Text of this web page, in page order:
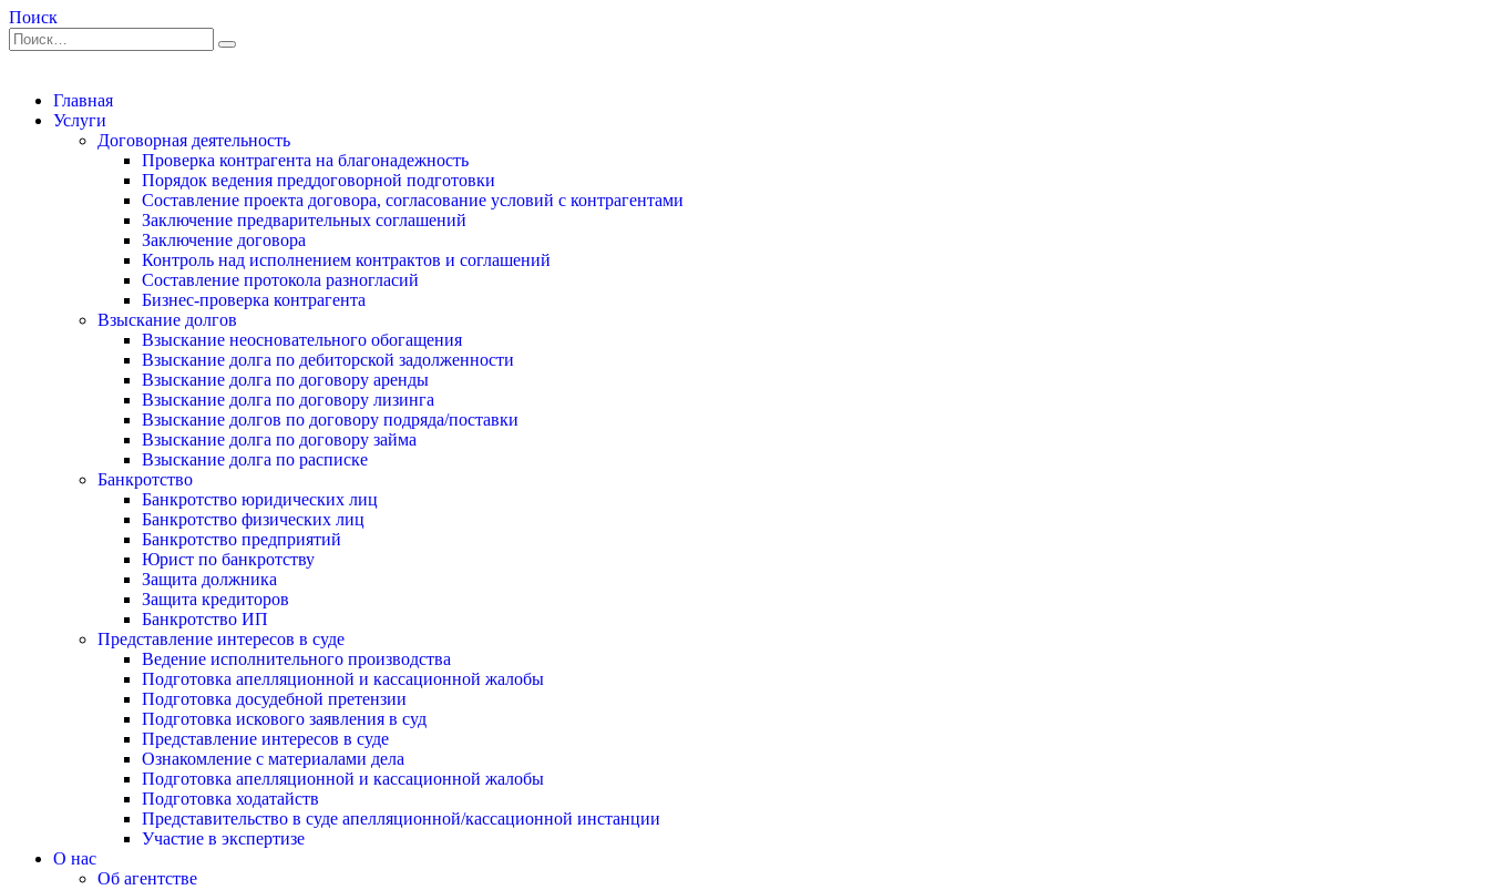
Поиск
Главная
Услуги
Договорная деятельность
Проверка контрагента на благонадежность
Порядок ведения преддоговорной подготовки
Составление проекта договора, согласование условий с контрагентами
Заключение предварительных соглашений
Заключение договора
Контроль над исполнением контрактов и соглашений
Составление протокола разногласий
Бизнес-проверка контрагента
Взыскание долгов
Взыскание неосновательного обогащения
Взыскание долга по дебиторской задолженности
Взыскание долга по договору аренды
Взыскание долга по договору лизинга
Взыскание долгов по договору подряда/поставки
Взыскание долга по договору займа
Взыскание долга по расписке
Банкротство
Банкротство юридических лиц
Банкротство физических лиц
Банкротство предприятий
Юрист по банкротству
Защита должника
Защита кредиторов
Банкротство ИП
Представление интересов в суде
Ведение исполнительного производства
Подготовка апелляционной и кассационной жалобы
Подготовка досудебной претензии
Подготовка искового заявления в суд
Представление интересов в суде
Ознакомление с материалами дела
Подготовка апелляционной и кассационной жалобы
Подготовка ходатайств
Представительство в суде апелляционной/кассационной инстанции
Участие в экспертизе
О нас
Об агентстве